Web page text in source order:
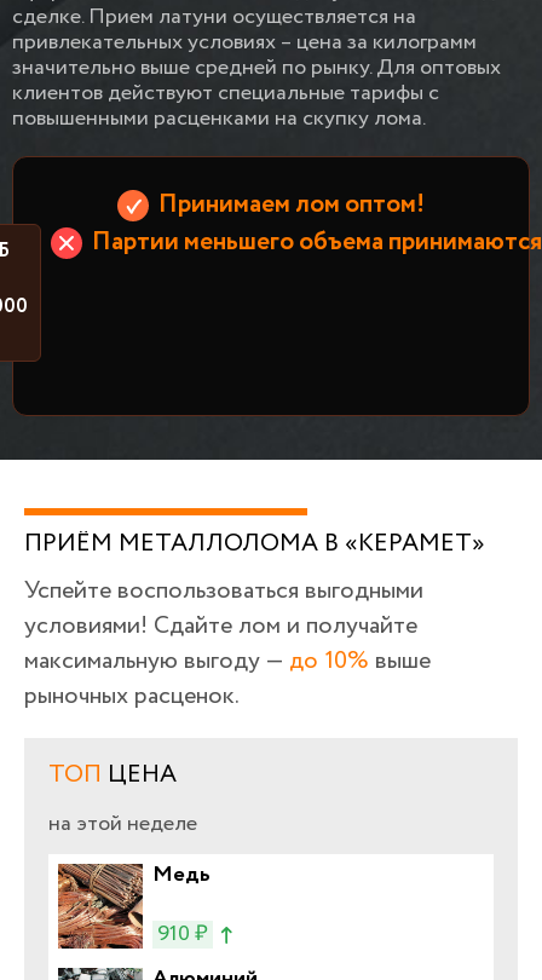
сделке. Прием латуни осуществляется на
привлекательных условиях – цена за килограмм
значительно выше средней по рынку. Для оптовых
клиентов действуют специальные тарифы с
повышенными расценками на скупку лома.
Принимаем лом оптом!
Партии меньшего объема
ПРИЁМ МЕТАЛЛОЛОМА В «КЕРАМЕТ»
Успейте воспользоваться выгодными
условиями! Сдайте лом и получайте
максимальную выгоду — до 10% выше
рыночных расценок.
ТОП ЦЕНА
на этой неделе
Медь
910 ₽